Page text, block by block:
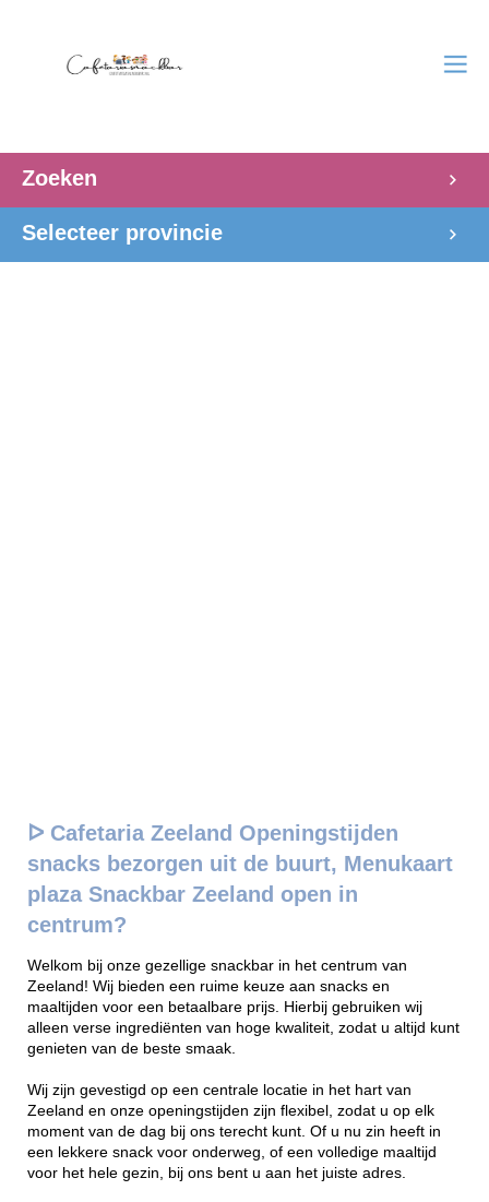
Zoeken
Selecteer provincie
ᐅ Cafetaria Zeeland Openingstijden
snacks bezorgen uit de buurt, Menukaart
plaza Snackbar Zeeland open in
centrum?
Welkom bij onze gezellige snackbar in het centrum van
Zeeland! Wij bieden een ruime keuze aan snacks en
maaltijden voor een betaalbare prijs. Hierbij gebruiken wij
alleen verse ingrediënten van hoge kwaliteit, zodat u altijd kunt
genieten van de beste smaak.
Wij zijn gevestigd op een centrale locatie in het hart van
Zeeland en onze openingstijden zijn flexibel, zodat u op elk
moment van de dag bij ons terecht kunt. Of u nu zin heeft in
een lekkere snack voor onderweg, of een volledige maaltijd
voor het hele gezin, bij ons bent u aan het juiste adres.